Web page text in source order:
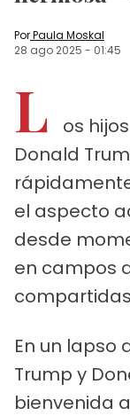
PorPaula Moskal
28 ago 2025 - 01:45
L
os
Donald
el aspecto
desde
en campos
En un lapso
Trump y
bienvenida